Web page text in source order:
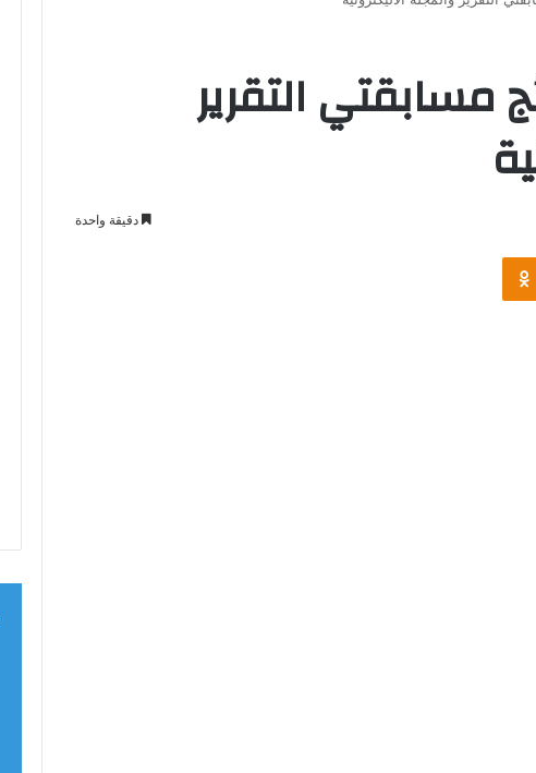
مسابقتي التقرير
دقيقة واحدة